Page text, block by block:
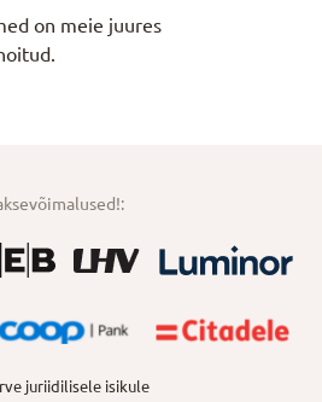
on meie juures
juriidilisele isikule